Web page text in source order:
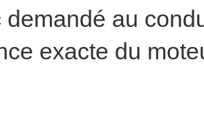
demandé au
exacte du